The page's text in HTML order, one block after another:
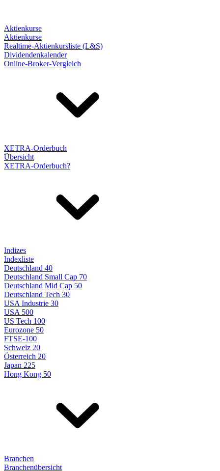
Aktienkurse
Aktienkurse
Realtime-Aktienkursliste (L&S)
Dividendenkalender
Online-Broker-Vergleich
XETRA-Orderbuch
Übersicht
XETRA-Orderbuch?
Indizes
Indexliste
Deutschland 40
Deutschland Small Cap 70
Deutschland Mid Cap 50
Deutschland Tech 30
USA Industrie 30
USA 500
US Tech 100
Eurozone 50
FTSE-100
Schweiz 20
Österreich 20
Japan 225
Hong Kong 50
Branchen
Branchenübersicht